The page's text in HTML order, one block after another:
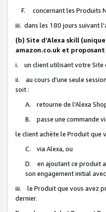
F. concernant les Produits
iii. dans les 180 jours suivant
(b) Site d'Alexa skill
amazon.co.uk et
i. un client utilisant votre Site
ii. au cours d'une seule
soit :
A. retourne de l'Alexa
B. passe une commande
le client achète le Produit que
C. via Alexa, ou
D. en ajoutant ce produit
son engagement initial
iii. le Produit que vous avez
dernier.